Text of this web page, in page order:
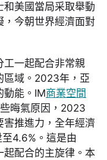
和美國當局采取舉動
，今朝世界經濟面對
工一起配合非常親
區域。2023年，亞
動能。IM商業空間
晦氣原因，2023
推進力，全年經濟
4.6%。這是由
起配合的主旋律。本